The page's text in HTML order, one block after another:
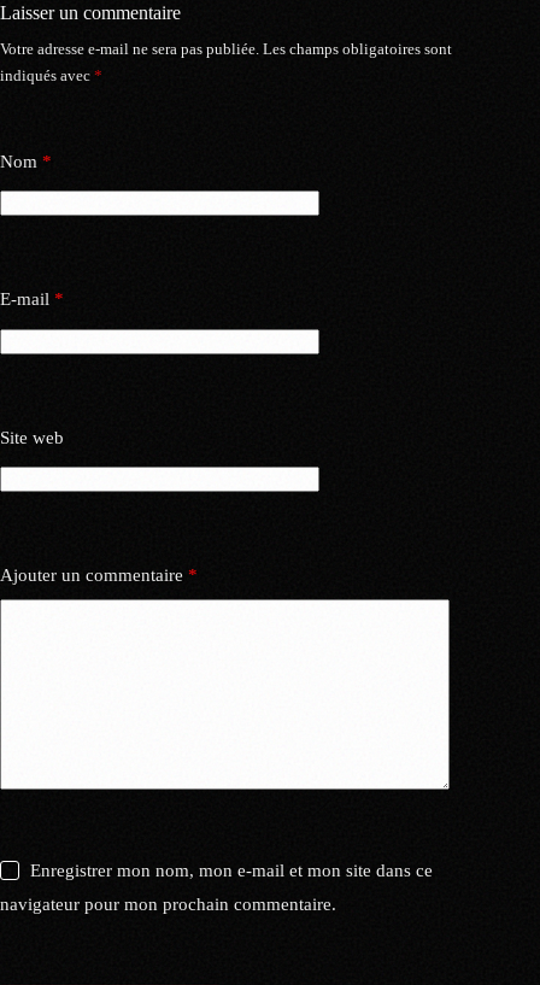
Laisser un commentaire
Votre adresse e-mail ne sera pas publiée. Les champs obligatoires sont
indiqués avec *
Nom *
E-mail *
Site web
Ajouter un commentaire *
Enregistrer mon nom, mon e-mail et mon site dans ce
navigateur pour mon prochain commentaire.